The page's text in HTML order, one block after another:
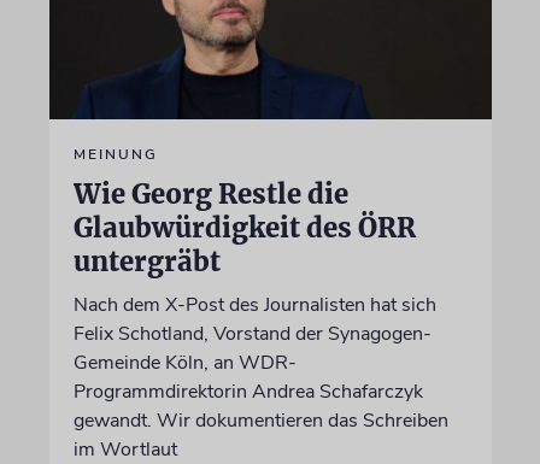
MEINUNG
Wie Georg Restle die
Glaubwürdigkeit des ÖRR
untergräbt
Nach dem X-Post des Journalisten hat sich
Felix Schotland, Vorstand der Synagogen-
Gemeinde Köln, an WDR-
Programmdirektorin Andrea Schafarczyk
gewandt. Wir dokumentieren das Schreiben
im Wortlaut